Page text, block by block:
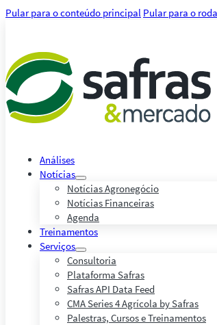
Pular para o conteúdo principal Pular para o
Análises
Notícias
Notícias Agronegócio
Notícias Financeiras
Agenda
Treinamentos
Serviços
Consultoria
Plataforma Safras
Safras API Data Feed
CMA Series 4 Agrícola by Safras
Palestras, Cursos e Treinamentos